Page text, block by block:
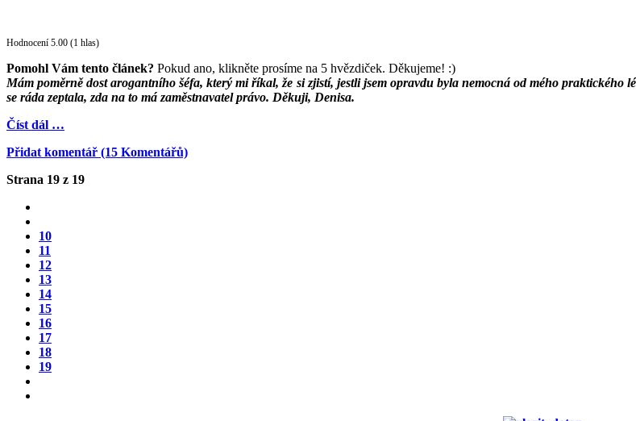
Hodnocení 5.00 (1 hlas)
Pomohl Vám tento článek? Pokud ano, klikněte prosíme na 5 hvězdiček. Děkujeme! :)
Mám poměrně dost arogantního šéfa, který mi říkal, že si zjistí, jestli jsem opravdu byla nemocná od mého
se ráda zeptala, zda na to má zaměstnavatel právo. Děkuji, Denisa.
Číst dál …
Přidat komentář (15 Komentářů)
Strana 19 z 19
10
11
12
13
14
15
16
17
18
19